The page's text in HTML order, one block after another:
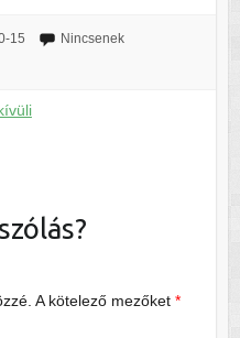
15
Nincsenek
A kötelező mezőket *